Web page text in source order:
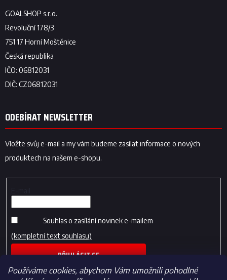
Používáme cookies, abychom Vám umožnili pohodlné
ODEBÍRAT NEWSLETTER
Vložte svůj e-mail a my vám budeme zasílat informace o nových
produktech na našem e-shopu.
Souhlas o zasílání novinek e-mailem
(kompletní text souhlasu)
PŘIHLÁSIT SE